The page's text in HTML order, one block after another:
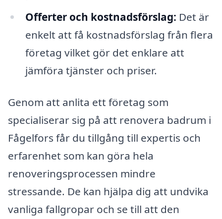
Offerter och kostnadsförslag: Det är
enkelt att få kostnadsförslag från flera
företag vilket gör det enklare att
jämföra tjänster och priser.
Genom att anlita ett företag som
specialiserar sig på att renovera badrum i
Fågelfors får du tillgång till expertis och
erfarenhet som kan göra hela
renoveringsprocessen mindre
stressande. De kan hjälpa dig att undvika
vanliga fallgropar och se till att den